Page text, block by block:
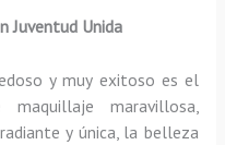
Juventud Unida
y muy exitoso es el
maravillosa,
y única, la belleza